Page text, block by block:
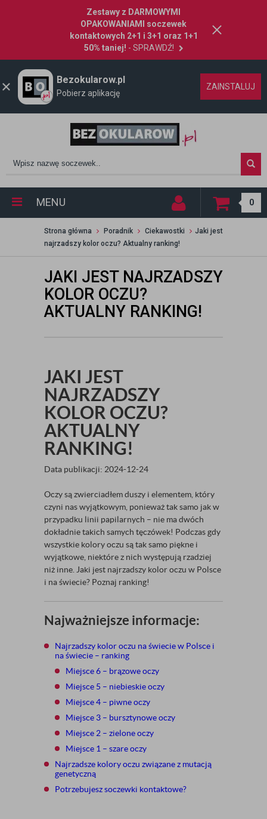
Zestawy z DARMOWYMI
OPAKOWANIAMI soczewek
kontaktowych 2+1 i 3+1 oraz 1+1
50% taniej! - SPRAWDŹ!
Bezokularow.pl
Pobierz aplikację
ZAINSTALUJ
MENU 0
Strona główna Poradnik Ciekawostki
​​Jaki jest
najrzadszy kolor oczu? Aktualny ranking!
​​JAKI JEST NAJRZADSZY
KOLOR OCZU?
AKTUALNY RANKING!
​​JAKI JEST
NAJRZADSZY
KOLOR OCZU?
AKTUALNY
RANKING!
Data publikacji: 2024-12-24
Oczy są zwierciadłem duszy i elementem, który
czyni nas wyjątkowym, ponieważ tak samo jak w
przypadku linii papilarnych – nie ma dwóch
dokładnie takich samych tęczówek! Podczas gdy
wszystkie kolory oczu są tak samo piękne i
wyjątkowe, niektóre z nich występują rzadziej
niż inne. Jaki jest najrzadszy kolor oczu w Polsce
i na świecie? Poznaj ranking!
Najważniejsze informacje:
Najrzadszy kolor oczu na świecie w Polsce i
na świecie – ranking
Miejsce 6 – brązowe oczy
Miejsce 5 – niebieskie oczy
Miejsce 4 – piwne oczy
Miejsce 3 – bursztynowe oczy
Miejsce 2 – zielone oczy
Miejsce 1 – szare oczy
Najrzadsze kolory oczu związane z mutacją
genetyczną
Potrzebujesz soczewki kontaktowe?